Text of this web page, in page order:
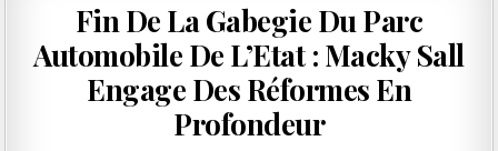
Fin De La Gabegie Du Parc
Automobile De L’Etat : Macky Sall
Engage Des Réformes En
Profondeur